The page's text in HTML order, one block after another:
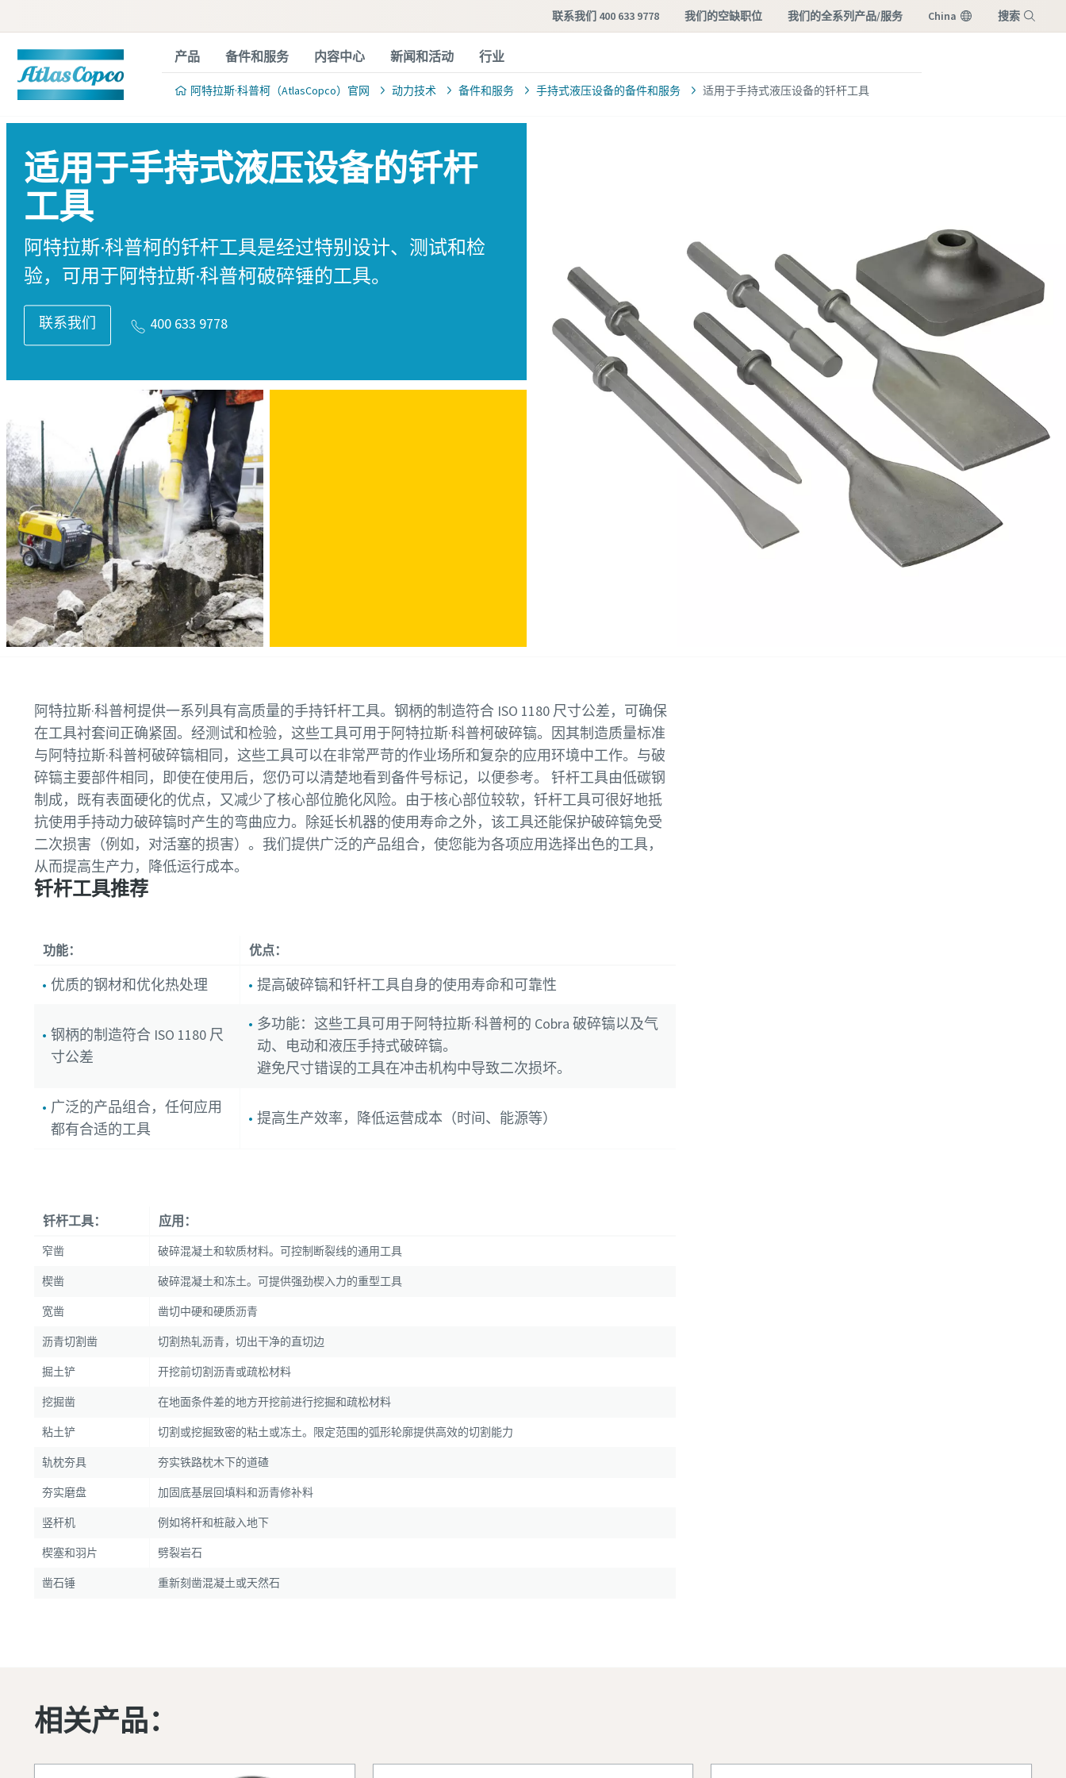
联系我们 400 633 9778 我们的空缺职位 我们的全系列产品/服务 China 搜索
产品 备件和服务 内容中心 新闻和活动 行业
阿特拉斯·科普柯（AtlasCopco）官网 动力技术 备件和服务 手持式液压设备的备件和服务 适用于手持式液压设备的钎杆工具
适用于手持式液压设备的钎杆
工具
阿特拉斯·科普柯的钎杆工具是经过特别设计、测试和检
验，可用于阿特拉斯·科普柯破碎锤的工具。
联系我们 400 633 9778
阿特拉斯·科普柯提供一系列具有高质量的手持钎杆工具。钢柄的制造符合 ISO 1180 尺寸公差，可确保
在工具衬套间正确紧固。经测试和检验，这些工具可用于阿特拉斯·科普柯破碎镐。因其制造质量标准
与阿特拉斯·科普柯破碎镐相同，这些工具可以在非常严苛的作业场所和复杂的应用环境中工作。与破
碎镐主要部件相同，即使在使用后，您仍可以清楚地看到备件号标记，以便参考。 钎杆工具由低碳钢
制成，既有表面硬化的优点，又减少了核心部位脆化风险。由于核心部位较软，钎杆工具可很好地抵
抗使用手持动力破碎镐时产生的弯曲应力。除延长机器的使用寿命之外，该工具还能保护破碎镐免受
二次损害（例如，对活塞的损害）。我们提供广泛的产品组合，使您能为各项应用选择出色的工具，
从而提高生产力，降低运行成本。
钎杆工具推荐
功能： 优点：
优质的钢材和优化热处理 提高破碎镐和钎杆工具自身的使用寿命和可靠性
钢柄的制造符合 ISO 1180 尺
寸公差
多功能：这些工具可用于阿特拉斯·科普柯的 Cobra 破碎镐以及气
动、电动和液压手持式破碎镐。
避免尺寸错误的工具在冲击机构中导致二次损坏。
广泛的产品组合，任何应用
都有合适的工具
提高生产效率，降低运营成本（时间、能源等）
钎杆工具： 应用：
窄凿 破碎混凝土和软质材料。可控制断裂线的通用工具
楔凿 破碎混凝土和冻土。可提供强劲楔入力的重型工具
宽凿 凿切中硬和硬质沥青
沥青切割凿 切割热轧沥青，切出干净的直切边
掘土铲 开挖前切割沥青或疏松材料
挖掘凿 在地面条件差的地方开挖前进行挖掘和疏松材料
粘土铲 切割或挖掘致密的粘土或冻土。限定范围的弧形轮廓提供高效的切割能力
轨枕夯具 夯实铁路枕木下的道碴
夯实磨盘 加固底基层回填料和沥青修补料
竖杆机 例如将杆和桩敲入地下
楔塞和羽片 劈裂岩石
凿石锤 重新刻凿混凝土或天然石
相关产品：